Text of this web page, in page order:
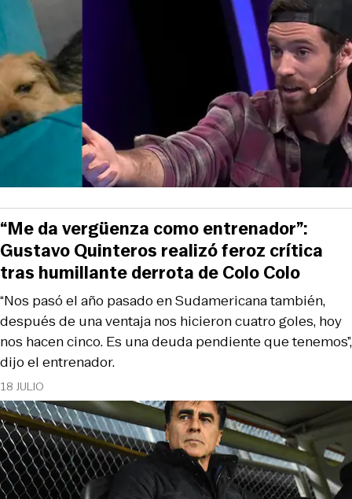
18 JULIO
“Nos pasó el año pasado en Sudamericana también,
después de una ventaja nos hicieron cuatro goles, hoy
nos hacen cinco. Es una deuda pendiente que tenemos”,
dijo el entrenador.
“Me da vergüenza como entrenador”:
Gustavo Quinteros realizó feroz crítica
tras humillante derrota de Colo Colo